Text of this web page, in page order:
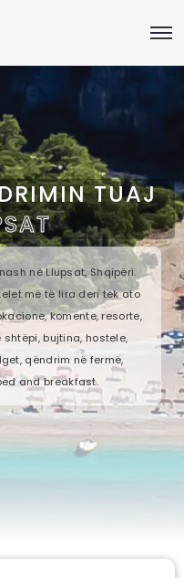
TUAJ
në Llupsat, Shqipëri.
më të lira deri tek ato
komente, resorte,
bujtina, hostele,
qëndrim në fermë,
and breakfast.